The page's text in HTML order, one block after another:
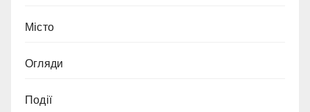
Місто
Огляди
Події